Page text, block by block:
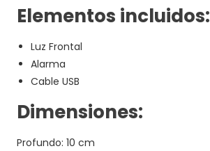
Elementos incluidos:
Luz Frontal
Alarma
Cable USB
Dimensiones:
Profundo: 10 cm